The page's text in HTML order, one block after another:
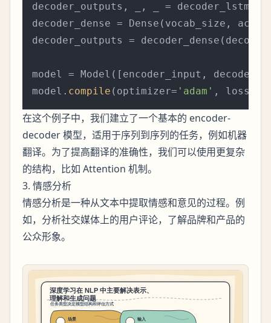
decoder_outputs, _, _ =
decoder_dense = Dense(vocab_size,
decoder_outputs =
model = Model([encoder_input,
model. compile (optimizer= 'adam' , loss=
在这个例子中，我们建立了一个基本的 encoder-
decoder 模型，适用于序列到序列的任务，例如机器
翻译。为了提高翻译的准确性，我们可以使用更复杂
的结构，比如 Attention 机制。
3. 情感分析
情感分析是一种从文本中提取情感和意见的过程。例
如，分析社交媒体上的用户评论，了解品牌和产品的
公众形象。